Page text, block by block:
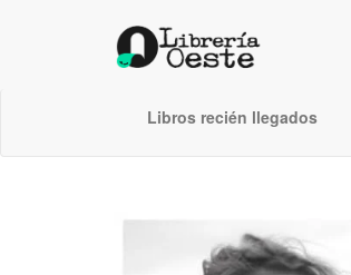
Libros recién llegados